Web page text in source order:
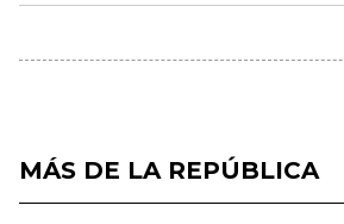
MÁS DE LA REPÚBLICA